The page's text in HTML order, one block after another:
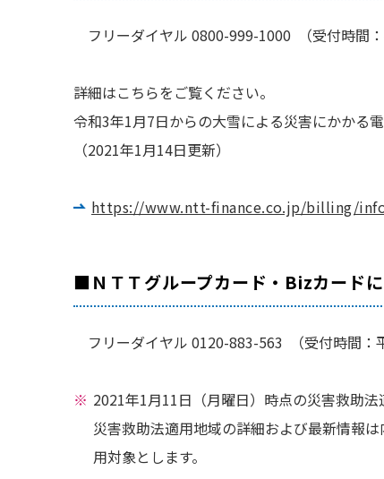
フリーダイヤル 0800-999-1000 （受付時間
詳細はこちらをご覧ください。
令和3年1月7日からの大雪による災害にかかる
（2021年1月14日更新）
https://www.ntt-finance.co.jp/billing/
■ＮＴＴグループカード・Bizカード
フリーダイヤル 0120-883-563 （受付時間：
2021年1月11日（月曜日）時点の災害救助法
災害救助法適用地域の詳細および最新情報
用対象とします。